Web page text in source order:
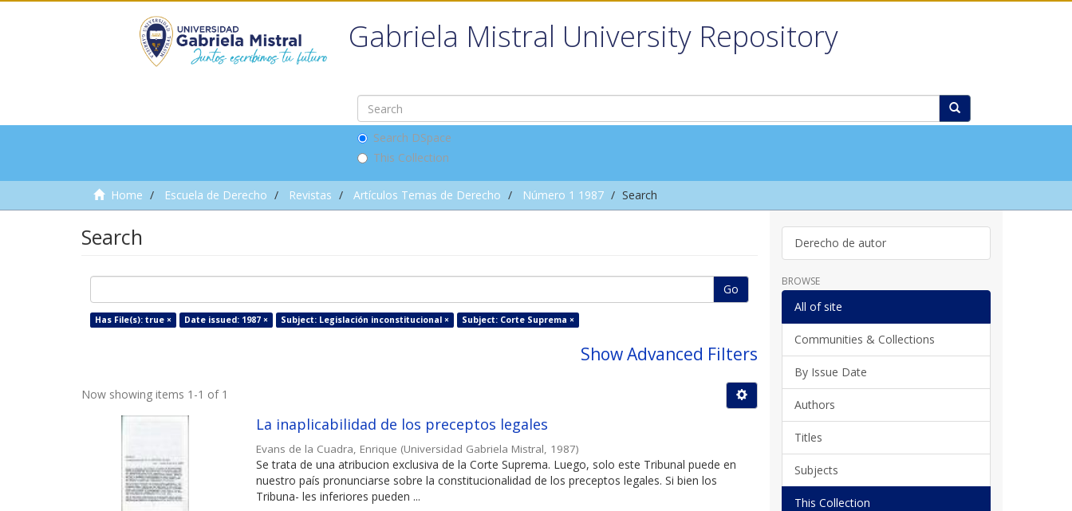
Gabriela Mistral University Repository
Search DSpace
This Collection
Home Escuela de Derecho Revistas Artículos Temas de Derecho Número 1 1987 Search
Search
Go
Has File(s): true × Date issued: 1987 × Subject: Legislación inconstitucional × Subject: Corte Suprema ×
Show Advanced Filters
Now showing items 1-1 of 1
La inaplicabilidad de los preceptos legales
Evans de la Cuadra, Enrique (Universidad Gabriela Mistral 1987)
Se trata de una atribucion exclusiva de la Corte Suprema. Luego, solo este Tribunal puede en
nuestro país pronunciarse sobre la constitucionalidad de los preceptos legales. Si bien los
Tribuna- les inferiores pueden ...
Derecho de autor
BROWSE
All of site
Communities & Collections
By Issue Date
Authors
Titles
Subjects
This Collection